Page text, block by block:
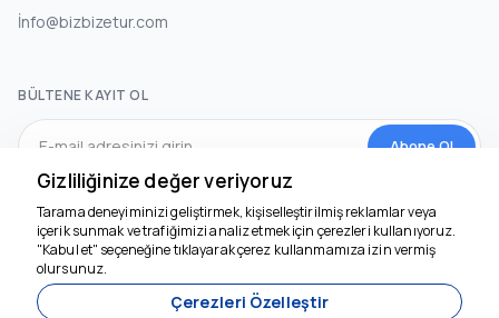
İnfo@bizbizetur.com
BÜLTENE KAYIT OL
Abone Ol
SOSYAL MEDYA
Gizliliğinize değer veriyoruz
Tarama deneyiminizi geliştirmek, kişiselleştirilmiş reklamlar veya
içerik sunmak ve trafiğimizi analiz etmek için çerezleri kullanıyoruz.
"Kabul et" seçeneğine tıklayarak çerez kullanmamıza izin vermiş
olursunuz.
Çerezleri Özelleştir